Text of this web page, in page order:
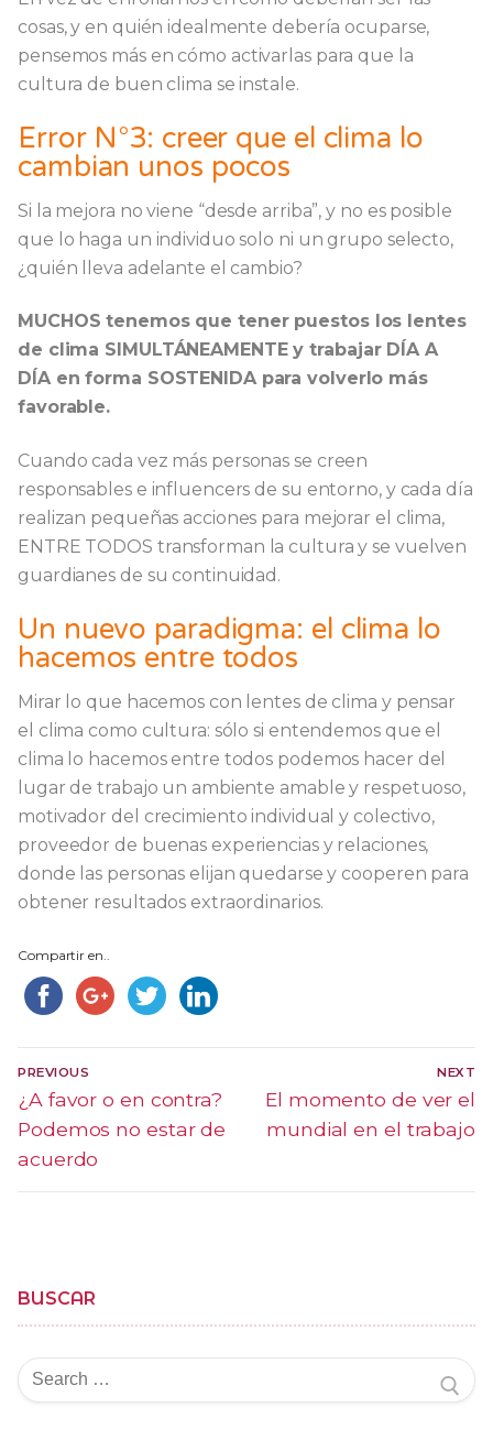
cosas, y en quién idealmente debería ocuparse,
pensemos más en cómo activarlas para que la
cultura de buen clima se instale.
Error N°3: creer que el clima lo
cambian unos pocos
Si la mejora no viene “desde arriba”, y no es posible
que lo haga un individuo solo ni un grupo selecto,
¿quién lleva adelante el cambio?
MUCHOS tenemos que tener puestos los lentes
de clima SIMULTÁNEAMENTE y trabajar DÍA A
DÍA en forma SOSTENIDA para volverlo más
favorable.
Cuando cada vez más personas se creen
responsables e influencers de su entorno, y cada día
realizan pequeñas acciones para mejorar el clima,
ENTRE TODOS transforman la cultura y se vuelven
guardianes de su continuidad.
Un nuevo paradigma: el clima lo
hacemos entre todos
Mirar lo que hacemos con lentes de clima y pensar
el clima como cultura: sólo si entendemos que el
clima lo hacemos entre todos podemos hacer del
lugar de trabajo un ambiente amable y respetuoso,
motivador del crecimiento individual y colectivo,
proveedor de buenas experiencias y relaciones,
donde las personas elijan quedarse y cooperen para
obtener resultados extraordinarios.
Compartir en..
Navegación
de
entradas
PREVIOUS
Previous
post:
¿A favor o en contra?
Podemos no estar de
acuerdo
NEXT
Next
post:
El momento de ver el
mundial en el trabajo
BUSCAR
Buscar
por: